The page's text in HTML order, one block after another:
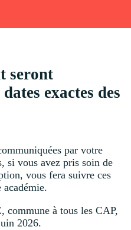
seront
exactes des
par votre
si vous avez pris soin de
vous fera suivre ces
commune à tous les CAP,
2026.